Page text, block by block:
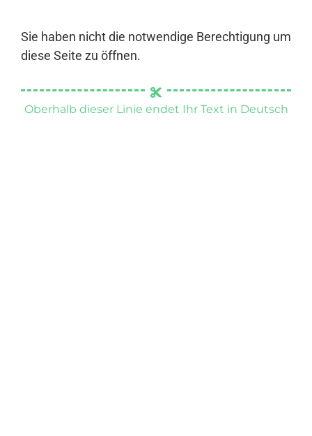
Sie haben nicht die notwendige Berechtigung um
diese Seite zu öffnen.
Oberhalb dieser Linie endet Ihr Text in Deutsch